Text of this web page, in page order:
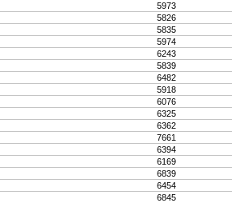
5973
5826
5835
5974
6243
5839
6482
5918
6076
6325
6362
7661
6394
6169
6839
6454
6845